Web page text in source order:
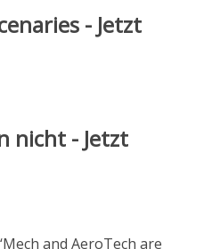
- Jetzt
nicht - Jetzt
and AeroTech are